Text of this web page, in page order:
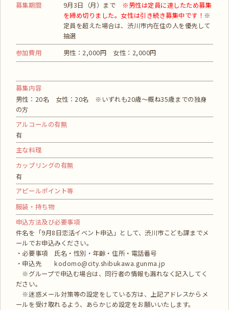
募集期間
9月3日（月）まで ※男性は定員に達したため募集
を締め切りました。女性は引き続き募集中です！ ※
定員を超えた場合は、渋川市内在住の人を優先して
抽選
参加費用
男性：2,000円 女性：2,000円
募集内容
男性：20名 女性：20名 ※いずれも20歳～概ね35歳までの独身
の方
アルコールの有無
有
主な料理
カップリングの有無
有
アピールポイント等
服装・持ち物
申込方法及び必要事項
件名を「9月8日恋活イベント申込」として、渋川市こども課までメ
ールでお申込みください。
・必要事項 氏名・性別・年齢・住所・電話番号
・申込先 kodomo@city.shibukawa.gunma.jp
※グループで申込む場合は、同行者の情報も漏れなく記入してく
ださい。
※迷惑メール対策等の設定をしている方は、上記アドレスからメ
ールを受け取れるよう、あらかじめ設定をお願いいたします。